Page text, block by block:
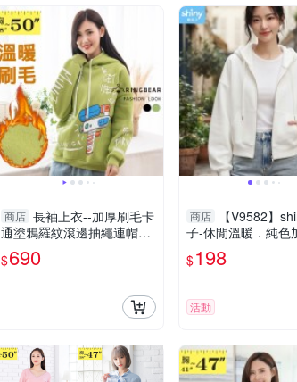
商店 長袖上衣--加厚刷毛卡
通塗鴉羅紋滾邊抽繩連帽長
袖帽T(黑.綠XL-4L)-X420眼
圈熊中大尺碼
$690
商店
【V9582】
子-休閒溫暖．純色
短版連帽外套
$198
活動